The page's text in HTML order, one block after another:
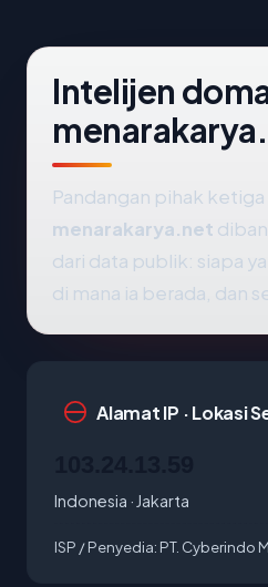
Intelijen
Pandangan pihak
menarakarya.net
dari data publik: siapa
di mana ia berada, dan
Alamat IP · Lokasi
Indonesia · Jakarta
ISP / Penyedia: PT. Cyberindo